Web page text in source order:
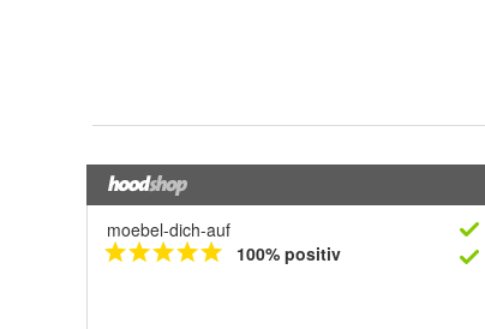
moebel-dich-auf
100% positiv